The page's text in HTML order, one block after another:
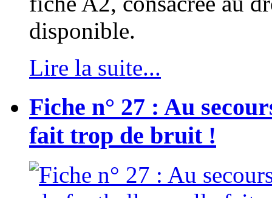
disponible.
Lire la suite...
Fiche n° 27 : Au
fait trop de bruit !